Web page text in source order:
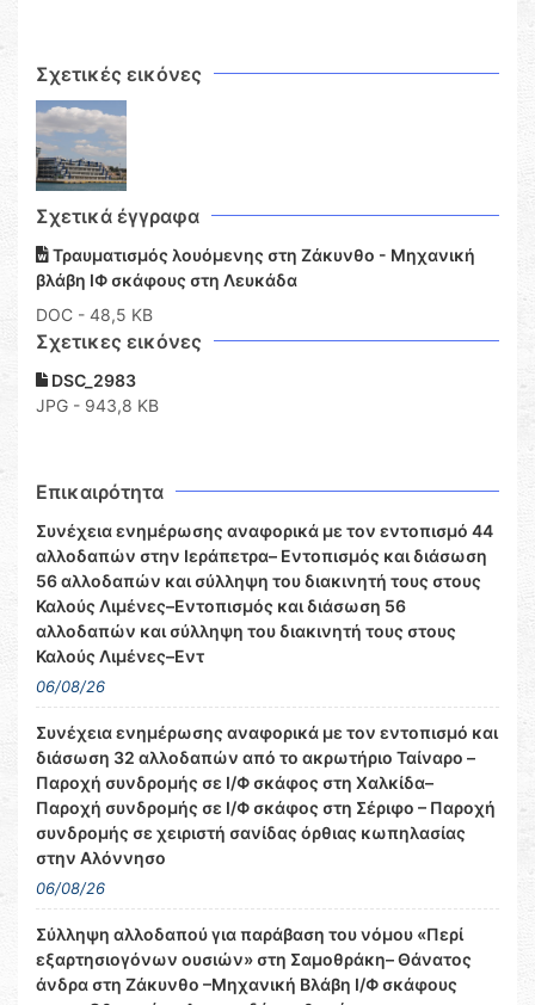
Σχετικές εικόνες
Σχετικά έγγραφα
Τραυματισμός λουόμενης στη Ζάκυνθο - Μηχανική
βλάβη ΙΦ σκάφους στη Λευκάδα
DOC - 48,5 KB
Σχετικες εικόνες
DSC_2983
JPG - 943,8 KB
Επικαιρότητα
Συνέχεια ενημέρωσης αναφορικά με τον εντοπισμό 44
αλλοδαπών στην Ιεράπετρα– Εντοπισμός και διάσωση
56 αλλοδαπών και σύλληψη του διακινητή τους στους
Καλούς Λιμένες–Εντοπισμός και διάσωση 56
αλλοδαπών και σύλληψη του διακινητή τους στους
Καλούς Λιμένες–Εντ
06/08/26
Συνέχεια ενημέρωσης αναφορικά με τον εντοπισμό και
διάσωση 32 αλλοδαπών από το ακρωτήριο Ταίναρο –
Παροχή συνδρομής σε Ι/Φ σκάφος στη Χαλκίδα–
Παροχή συνδρομής σε Ι/Φ σκάφος στη Σέριφο – Παροχή
συνδρομής σε χειριστή σανίδας όρθιας κωπηλασίας
στην Αλόννησο
06/08/26
Σύλληψη αλλοδαπού για παράβαση του νόμου «Περί
εξαρτησιογόνων ουσιών» στη Σαμοθράκη– Θάνατος
άνδρα στη Ζάκυνθο –Μηχανική Βλάβη Ι/Φ σκάφους